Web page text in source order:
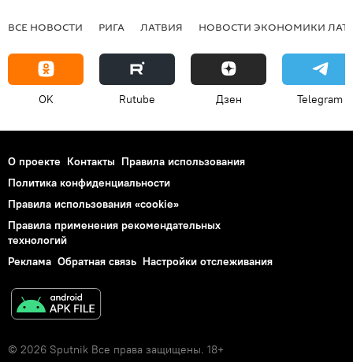
ВСЕ НОВОСТИ РИГА ЛАТВИЯ НОВОСТИ ЭКОНОМИКИ
OK Rutube Дзен Telegram
О проекте Контакты Правила использования
Политика конфиденциальности
Правила использования «cookie»
Правила применения рекомендательных
технологий
Реклама Обратная связь Настройки отслеживания
© 2026 Sputnik Все права защищены. 18+